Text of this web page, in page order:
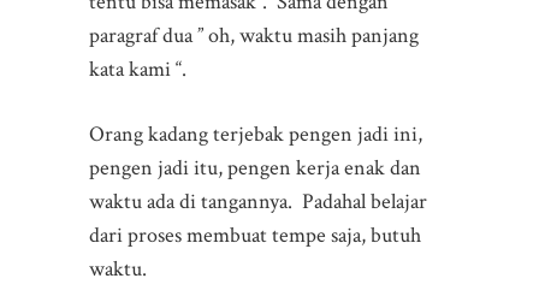
paragraf dua ” oh, waktu masih panjang
kata kami “.
Orang kadang terjebak pengen jadi ini,
pengen jadi itu, pengen kerja enak dan
waktu ada di tangannya. Padahal belajar
dari proses membuat tempe saja, butuh
waktu.